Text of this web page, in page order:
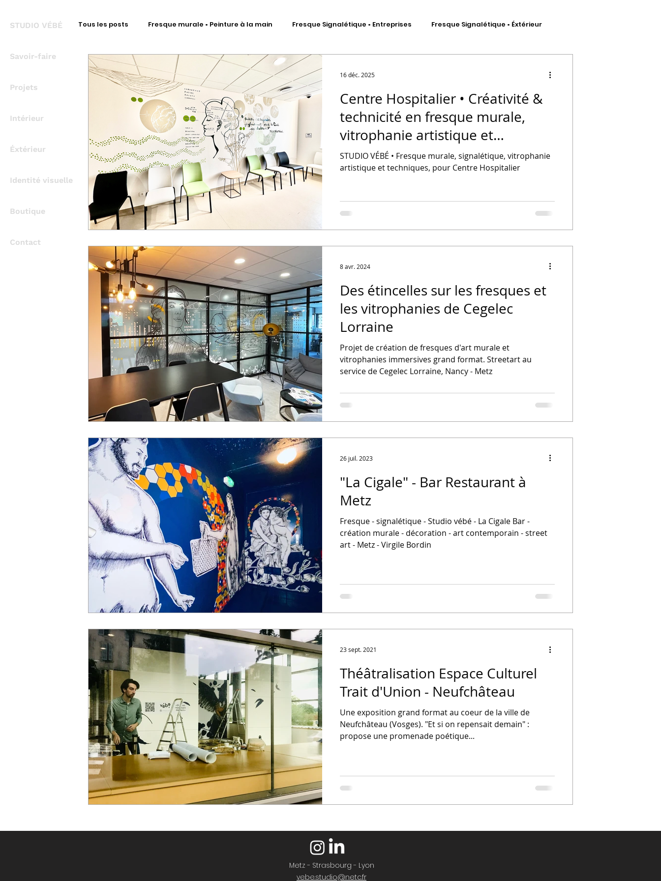
STUDIO VÉBÉ
Savoir-faire
Projets
Intérieur
Éxtérieur
Identité visuelle
Boutique
Contact
Tous les posts Fresque murale • Peinture à la main Fresque Signalétique • Entreprises Fresque Signalétique • Éxtérieur
Fresque Signalétique • Intérieur Signalétique artistique
Fresque Signalétique • Covering Fresque Signalétique • Sculptures DA • Identité visuelle
Fresque métal • Découpe à la forme Scénographie d'exposition Total covering véhicules artistique
Bureau d'Étude Signalétique
Centre Hospitalier • Créativité &
technicité en fresque murale,
vitrophanie artistique et
signalétique
STUDIO VÉBÉ • Fresque murale, signalétique, vitrophanie
artistique et techniques, pour Centre Hospitalier
16 déc. 2025
Des étincelles sur les fresques et
les vitrophanies de Cegelec
Lorraine
Projet de création de fresques d'art murale et
vitrophanies immersives grand format. Streetart au
service de Cegelec Lorraine, Nancy - Metz
8 avr. 2024
"La Cigale" - Bar Restaurant à
Metz
Fresque - signalétique - Studio vébé - La Cigale Bar -
création murale - décoration - art contemporain - street
art - Metz - Virgile Bordin
26 juil. 2023
Théâtralisation Espace Culturel
Trait d'Union - Neufchâteau
Une exposition grand format au coeur de la ville de
Neufchâteau (Vosges). "Et si on repensait demain" :
propose une promenade poétique...
23 sept. 2021
Metz - Strasbourg - Lyon
vebe.studio@netc.fr